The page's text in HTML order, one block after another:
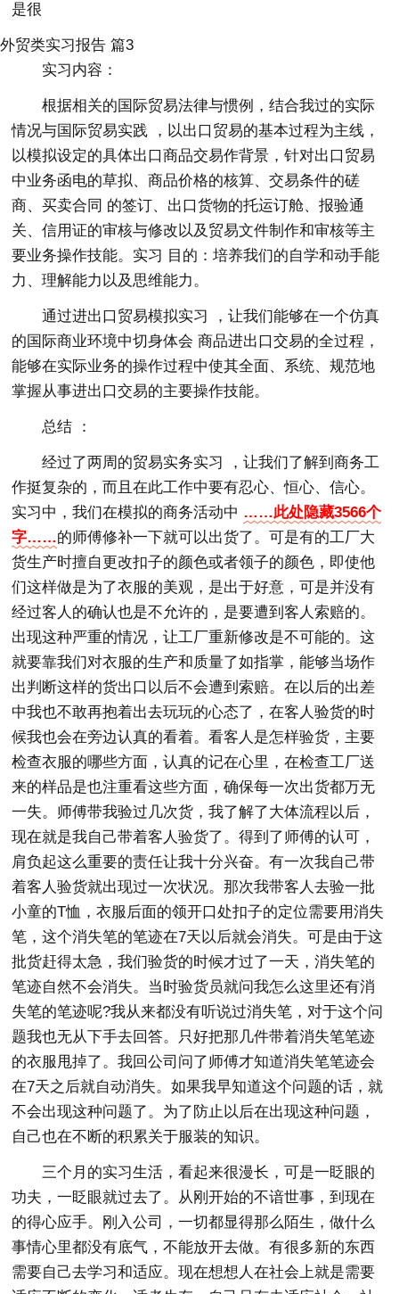
是很
外贸类实习报告 篇3
实习内容：
根据相关的国际贸易法律与惯例，结合我过的实际
情况与国际贸易实践 ，以出口贸易的基本过程为主线，
以模拟设定的具体出口商品交易作背景，针对出口贸易
中业务函电的草拟、商品价格的核算、交易条件的磋
商、买卖合同 的签订、出口货物的托运订舱、报验通
关、信用证的审核与修改以及贸易文件制作和审核等主
要业务操作技能。实习 目的：培养我们的自学和动手能
力、理解能力以及思维能力。
通过进出口贸易模拟实习 ，让我们能够在一个仿真
的国际商业环境中切身体会 商品进出口交易的全过程，
能够在实际业务的操作过程中使其全面、系统、规范地
掌握从事进出口交易的主要操作技能。
总结 ：
经过了两周的贸易实务实习 ，让我们了解到商务工
作挺复杂的，而且在此工作中要有忍心、恒心、信心。
实习中，我们在模拟的商务活动中 ……此处隐藏3566个
字……的师傅修补一下就可以出货了。可是有的工厂大
货生产时擅自更改扣子的颜色或者领子的颜色，即使他
们这样做是为了衣服的美观，是出于好意，可是并没有
经过客人的确认也是不允许的，是要遭到客人索赔的。
出现这种严重的情况，让工厂重新修改是不可能的。这
就要靠我们对衣服的生产和质量了如指掌，能够当场作
出判断这样的货出口以后不会遭到索赔。在以后的出差
中我也不敢再抱着出去玩玩的心态了，在客人验货的时
候我也会在旁边认真的看着。看客人是怎样验货，主要
检查衣服的哪些方面，认真的记在心里，在检查工厂送
来的样品是也注重看这些方面，确保每一次出货都万无
一失。师傅带我验过几次货，我了解了大体流程以后，
现在就是我自己带着客人验货了。得到了师傅的认可，
肩负起这么重要的责任让我十分兴奋。有一次我自己带
着客人验货就出现过一次状况。那次我带客人去验一批
小童的T恤，衣服后面的领开口处扣子的定位需要用消失
笔，这个消失笔的笔迹在7天以后就会消失。可是由于这
批货赶得太急，我们验货的时候才过了一天，消失笔的
笔迹自然不会消失。当时验货员就问我怎么这里还有消
失笔的笔迹呢?我从来都没有听说过消失笔，对于这个问
题我也无从下手去回答。只好把那几件带着消失笔笔迹
的衣服甩掉了。我回公司问了师傅才知道消失笔笔迹会
在7天之后就自动消失。如果我早知道这个问题的话，就
不会出现这种问题了。为了防止以后在出现这种问题，
自己也在不断的积累关于服装的知识。
三个月的实习生活，看起来很漫长，可是一眨眼的
功夫，一眨眼就过去了。从刚开始的不谙世事，到现在
的得心应手。刚入公司，一切都显得那么陌生，做什么
事情心里都没有底气，不能放开去做。有很多新的东西
需要自己去学习和适应。现在想想人在社会上就是需要